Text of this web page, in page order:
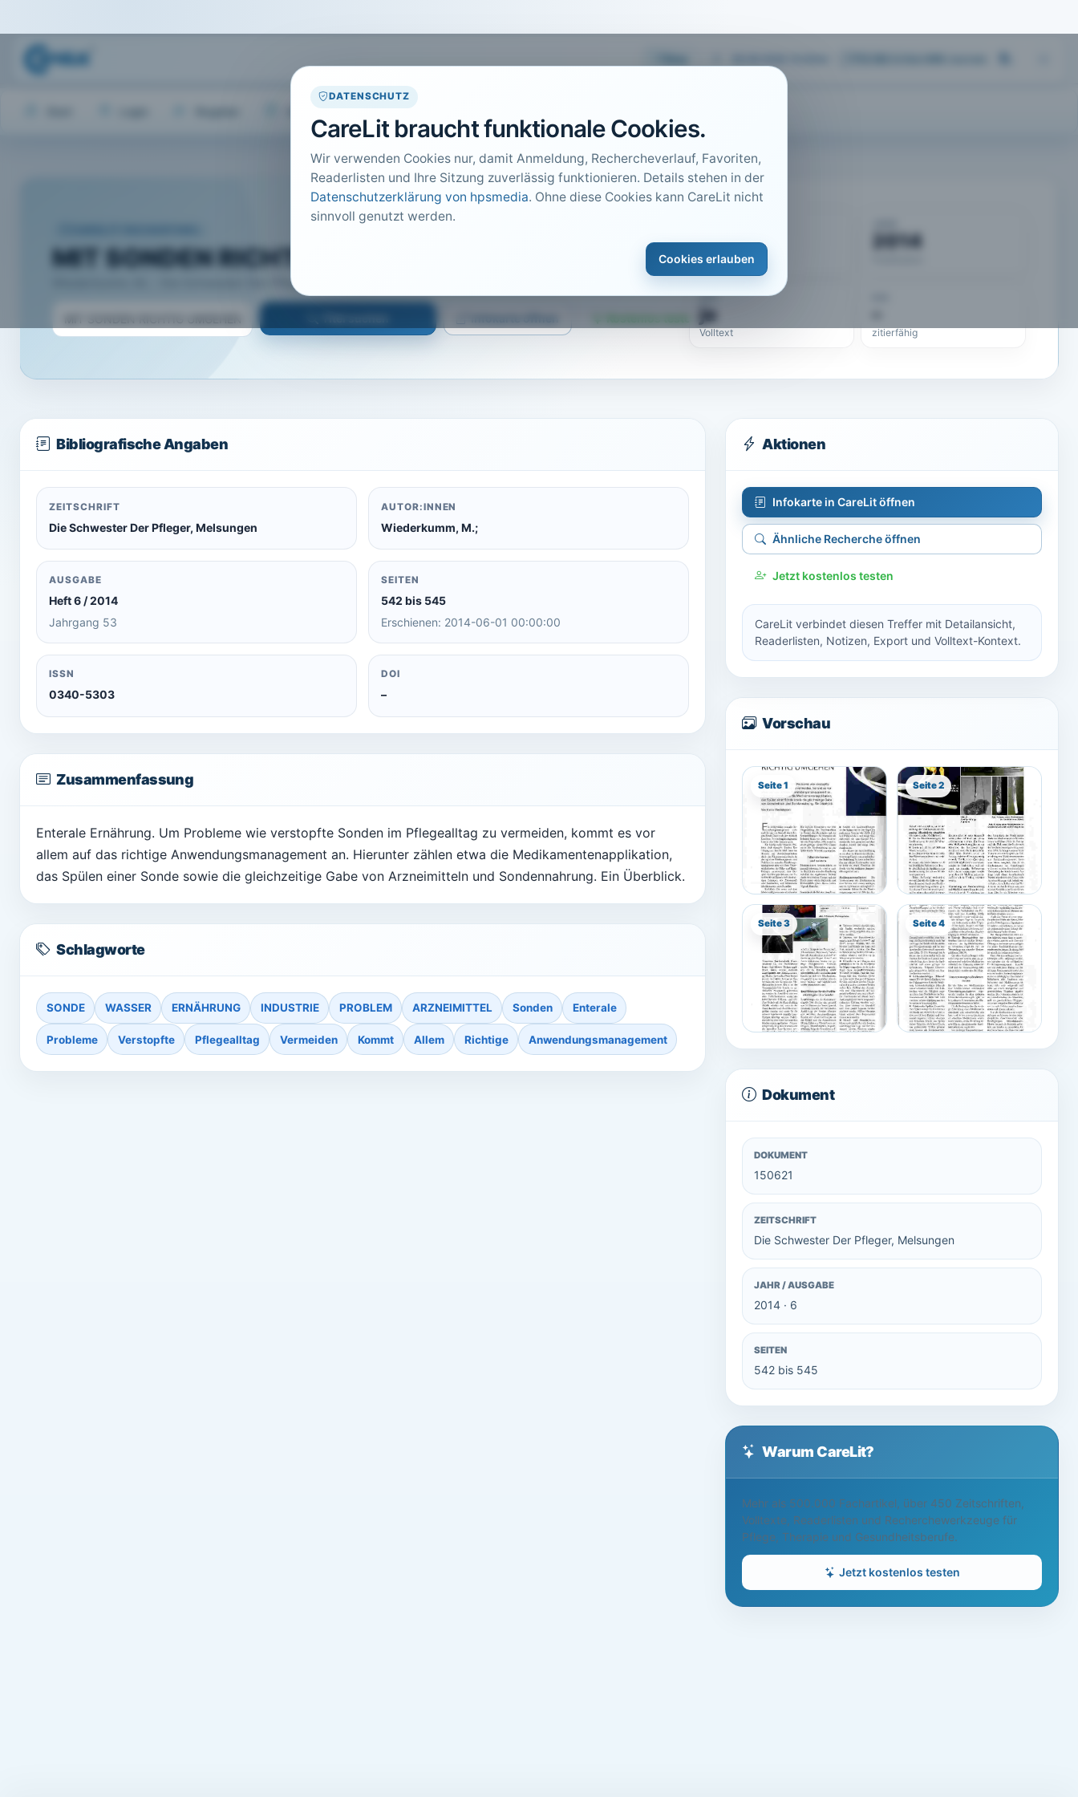
DATENSCHUTZ
CareLit braucht funktionale Cookies.
Wir verwenden Cookies nur, damit Anmeldung, Rechercheverlauf, Favoriten,
Readerlisten und Ihre Sitzung zuverlässig funktionieren. Details stehen in der
Datenschutzerklärung von hpsmedia. Ohne diese Cookies kann CareLit nicht
sinnvoll genutzt werden.
Cookies erlauben
MIT SONDEN RICHTIG UMGEHEN
Wiederkumm, M.; · Die Schwester Der Pfleger, Melsungen · 2014 · Heft 6 · S. 542 bis 545
150621
CareLit-ID
2014
PDF
ja
Volltext zitierfähig
Bibliografische Angaben
ZEITSCHRIFT
Die Schwester Der Pfleger, Melsungen
AUTOR:INNEN
Wiederkumm, M.;
AUSGABE
Heft 6 / 2014
Jahrgang 53
SEITEN
542 bis 545
Erschienen: 2014-06-01 00:00:00
ISSN
0340-5303
DOI
–
Zusammenfassung
Enterale Ernährung. Um Probleme wie verstopfte Sonden im Pflegealltag zu vermeiden, kommt es vor
allem auf das richtige Anwendungsmanagement an. Hierunter zählen etwa die Medikamentenapplikation,
das Spülen einer Sonde sowie die gleichzeitige Gabe von Arzneimitteln und Sondennahrung. Ein Überblick.
Schlagworte
SONDE WASSER ERNÄHRUNG INDUSTRIE PROBLEM ARZNEIMITTEL Sonden Enterale
Probleme Verstopfte Pflegealltag Vermeiden Kommt Allem Richtige Anwendungsmanagement
Aktionen
Infokarte in CareLit öffnen
Ähnliche Recherche öffnen
Jetzt kostenlos testen
CareLit verbindet diesen Treffer mit Detailansicht,
Readerlisten, Notizen, Export und Volltext-Kontext.
Vorschau
Seite 1 Seite 2
Seite 3 Seite 4
Dokument
DOKUMENT
150621
ZEITSCHRIFT
Die Schwester Der Pfleger, Melsungen
JAHR / AUSGABE
2014 · 6
SEITEN
542 bis 545
Warum CareLit?
Mehr als 500.000 Fachartikel, über 450 Zeitschriften,
Volltexte, Readerlisten und Recherchewerkzeuge für
Pflege, Therapie und Gesundheitsberufe.
Jetzt kostenlos testen